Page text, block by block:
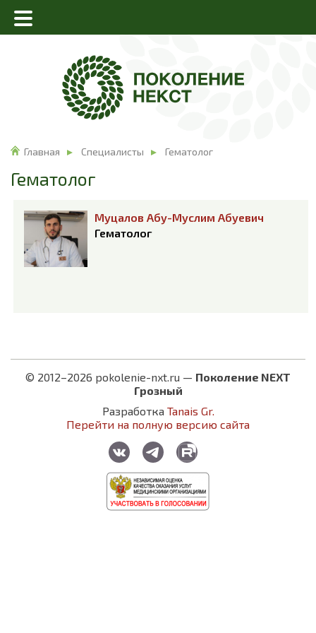
Главная Специалисты Гематолог
Гематолог
Муцалов Абу-Муслим Абуевич
Гематолог
© 2012–2026 pokolenie-nxt.ru — Поколение NEXT
Грозный
Разработка Tanais Gr.
Перейти на полную версию сайта